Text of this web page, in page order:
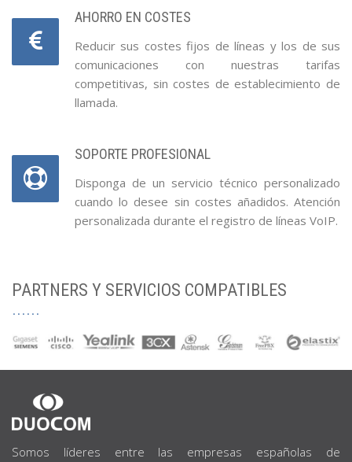
AHORRO EN COSTES
Reducir sus costes fijos de líneas y los de sus
comunicaciones con nuestras tarifas
competitivas, sin costes de establecimiento de
llamada.
SOPORTE PROFESIONAL
Disponga de un servicio técnico personalizado
cuando lo desee sin costes añadidos. Atención
personalizada durante el registro de líneas VoIP.
PARTNERS Y SERVICIOS COMPATIBLES
SOBRE
NOSOTROS
Somos líderes entre las empresas españolas de